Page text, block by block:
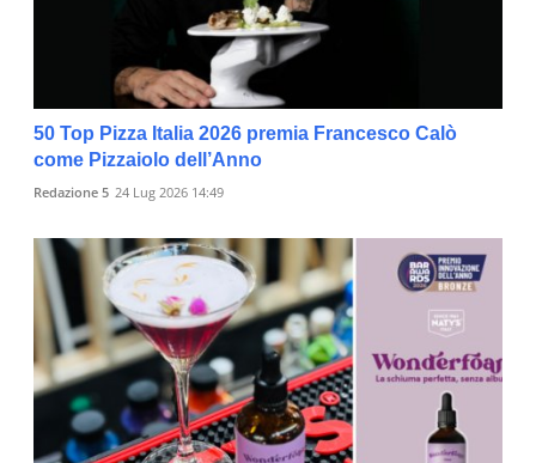
50 Top Pizza Italia 2026 premia Francesco Calò
come Pizzaiolo dell’Anno
Redazione 5 24 Lug 2026 14:49